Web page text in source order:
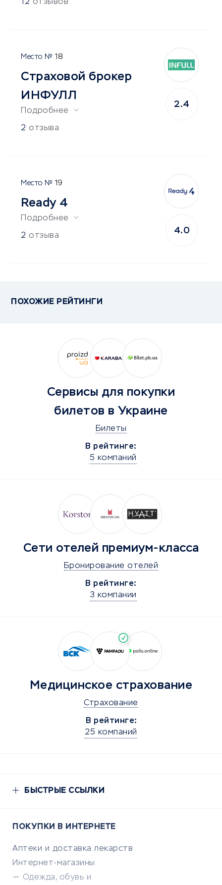
12 отзывов
18
Страховой брокер
ИНФУЛЛ
Подробнее
2 отзыва
2.4
19
Ready 4
Подробнее
2 отзыва
4.0
ПОХОЖИЕ РЕЙТИНГИ
Сервисы для покупки
билетов в Украине
Билеты
В рейтинге:
5 компаний
Сети отелей премиум-класса
Бронирование отелей
В рейтинге:
3 компании
Медицинское страхование
Страхование
В рейтинге:
25 компаний
БЫСТРЫЕ ССЫЛКИ
ПОКУПКИ В ИНТЕРНЕТЕ
Аптеки и доставка лекарств
Интернет-магазины
Одежда, обувь и